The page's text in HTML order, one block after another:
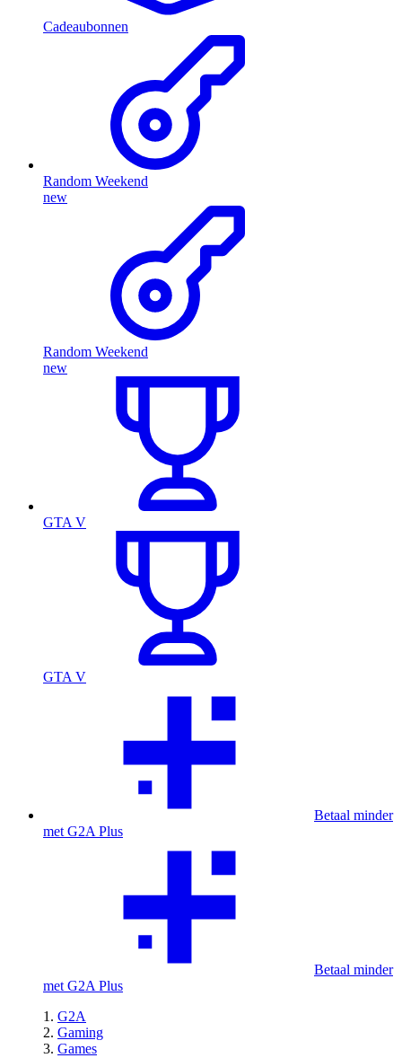
Cadeaubonnen
Random Weekend
new
Random Weekend
new
GTA V
GTA V
Betaal minder
met G2A Plus
Betaal minder
met G2A Plus
G2A
Gaming
Games